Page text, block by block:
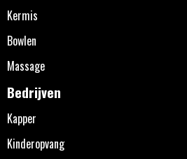
Kermis
Bowlen
Massage
Bedrijven
Kapper
Kinderopvang